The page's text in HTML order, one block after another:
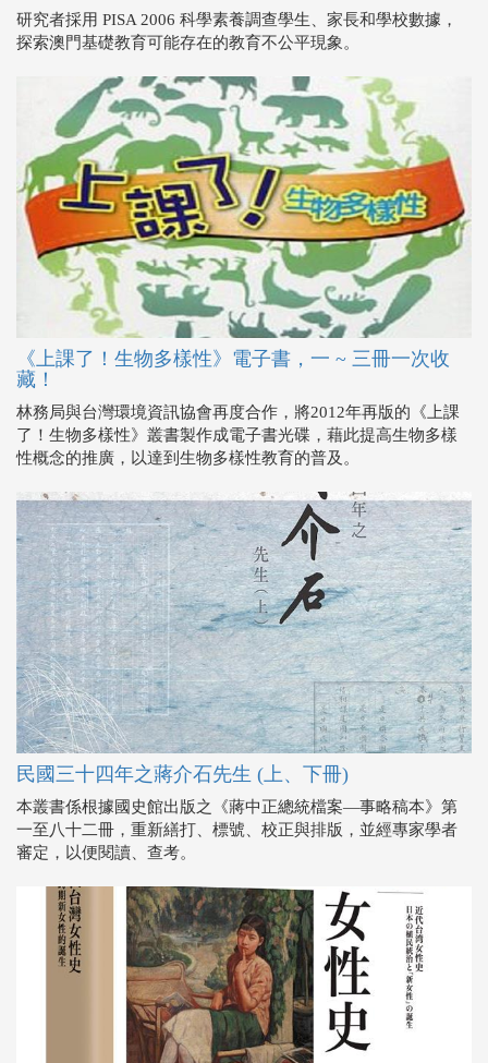
研究者採用 PISA 2006 科學素養調查學生、家長和學校數據，
探索澳門基礎教育可能存在的教育不公平現象。
《上課了！生物多樣性》電子書，一 ~ 三冊一次收
藏！
林務局與台灣環境資訊協會再度合作，將2012年再版的《上課
了！生物多樣性》叢書製作成電子書光碟，藉此提高生物多樣
性概念的推廣，以達到生物多樣性教育的普及。
民國三十四年之蔣介石先生 (上、下冊)
本叢書係根據國史館出版之《蔣中正總統檔案—事略稿本》第
一至八十二冊，重新繕打、標號、校正與排版，並經專家學者
審定，以便閱讀、查考。